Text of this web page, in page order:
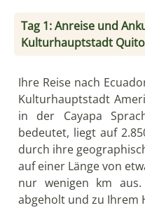
Tag 1: Anreise und
Kulturhauptstadt Quito
Ihre Reise nach
Kulturhauptstadt
in der Cayapa
bedeutet, liegt auf
durch ihre
auf einer Länge von
nur wenigen km
abgeholt und zu Ihrem